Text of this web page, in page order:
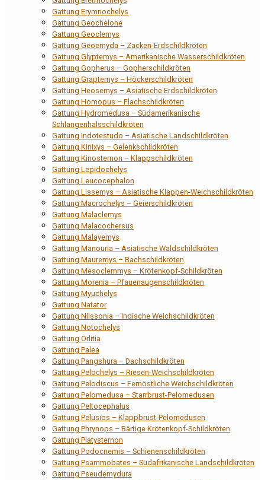
Gattung Erymnochelys
Gattung Geochelone
Gattung Geoclemys
Gattung Geoemyda – Zacken-Erdschildkröten
Gattung Glyptemys – Amerikanische Wasserschildkröten
Gattung Gopherus – Gopherschildkröten
Gattung Graptemys – Höckerschildkröten
Gattung Heosemys – Asiatische Erdschildkröten
Gattung Homopus – Flachschildkröten
Gattung Hydromedusa – Südamerikanische
Schlangenhalsschildkröten
Gattung Indotestudo – Asiatische Landschildkröten
Gattung Kinixys – Gelenkschildkröten
Gattung Kinosternon – Klappschildkröten
Gattung Lepidochelys
Gattung Leucocephalon
Gattung Lissemys – Asiatische Klappen-Weichschildkröten
Gattung Macrochelys – Geierschildkröten
Gattung Malaclemys
Gattung Malacochersus
Gattung Malayemys
Gattung Manouria – Asiatische Waldschildkröten
Gattung Mauremys – Bachschildkröten
Gattung Mesoclemmys – Krötenkopf-Schildkröten
Gattung Morenia – Pfauenaugenschildkröten
Gattung Myuchelys
Gattung Natator
Gattung Nilssonia – Indische Weichschildkröten
Gattung Notochelys
Gattung Orlitia
Gattung Palea
Gattung Pangshura – Dachschildkröten
Gattung Pelochelys – Riesen-Weichschildkröten
Gattung Pelodiscus – Fernöstliche Weichschildkröten
Gattung Pelomedusa – Starrbrust-Pelomedusen
Gattung Peltocephalus
Gattung Pelusios – Klappbrust-Pelomedusen
Gattung Phrynops – Bärtige Krötenkopf-Schildkröten
Gattung Platysternon
Gattung Podocnemis – Schienenschildkröten
Gattung Psammobates – Südafrikanische Landschildkröten
Gattung Pseudemydura